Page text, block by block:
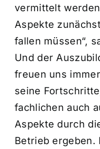
vermittelt
Aspekte
fallen müssen“,
Und der
freuen uns
seine
fachlichen auch
Aspekte durch
Betrieb ergeben.